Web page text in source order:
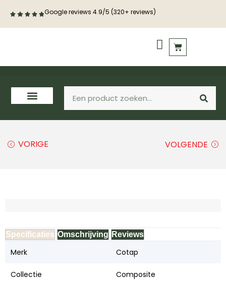
Google reviews 4.9/5 (320+ reviews)
VORIGE VOLGENDE
Specificaties Omschrijving Reviews
Merk Cotap
Collectie Composite